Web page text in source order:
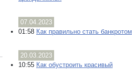
07.04.2023
01:58 Как правильно стать банкротом
20.03.2023
10:55 Как обустроить красивый